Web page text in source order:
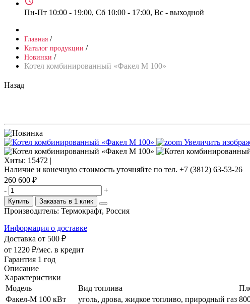
Пн-Пт 10:00 - 19:00, Сб 10:00 - 17:00, Вс - выходной
Главная /
Каталог продукции /
Новинки /
Котел комбинированный «Факел М 100»
Назад
Увеличить
Хиты: 15472 |
Наличие и конечную стоимость уточняйте по тел. +7 (3812) 63-53-26
260 600 ₽
-
+
Купить Заказать в 1 клик
Производитель: Термокрафт, Россия
Информация о доставке
Доставка от 500 ₽
от 1220 ₽/мес. в кредит
Гарантия 1 год
Описание
Характеристики
Модель
Вид топлива
Факел-М 100 кВт
уголь, дрова, жидкое топливо, природный газ